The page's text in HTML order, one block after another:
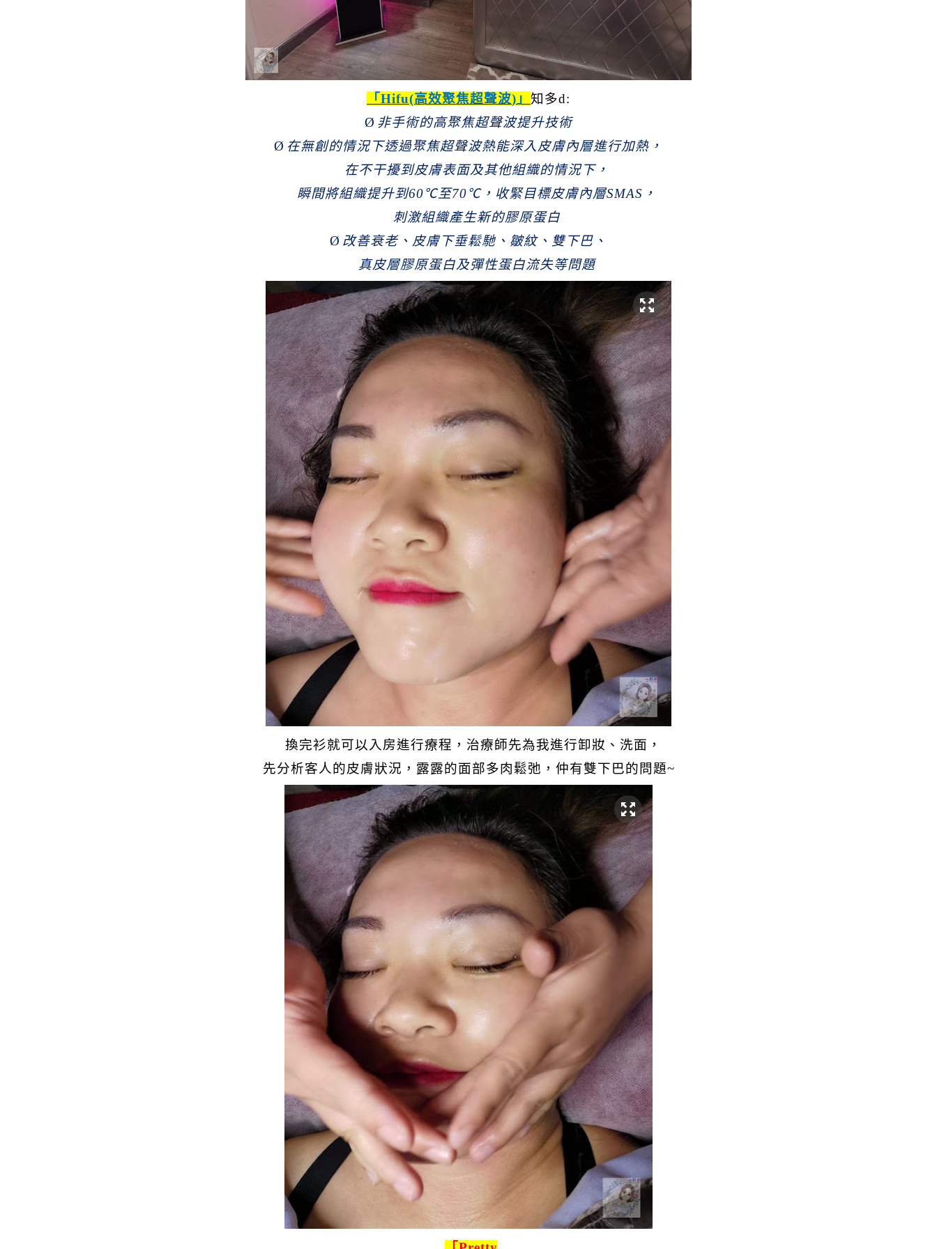
「 Hifu(高效聚焦超聲波) 」 知多d:
Ø 非手術的高聚焦超聲波提升技術
Ø 在無創的情況下透過聚焦超聲波熱能深入皮膚內層進行加熱，
在不干擾到皮膚表面及其他組織的情況下，
瞬間將組織提升到60℃至70℃，收緊目標皮膚內層SMAS ，
刺激組織產生新的膠原蛋白
Ø 改善衰老、皮膚下垂鬆馳、皺紋、雙下巴、
真皮層膠原蛋白及彈性蛋白流失等問題
換完衫就可以入房進行療程，治療師先為我進行卸妝、洗面，
先分析客人的皮膚狀況，露露的面部多肉鬆弛，仲有雙下巴的問題~